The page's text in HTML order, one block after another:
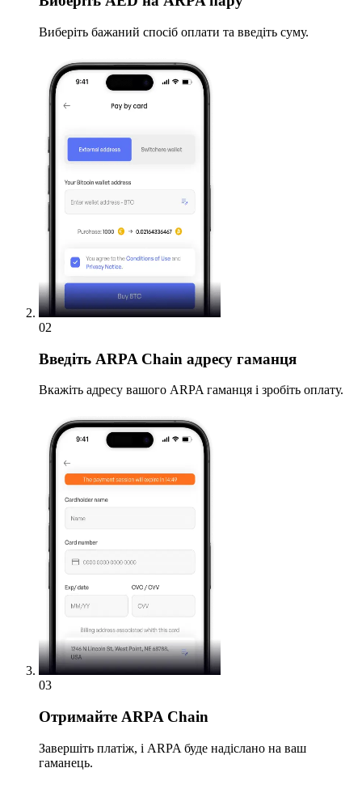
Виберіть бажаний спосіб оплати та введіть суму.
02
Введіть ARPA Chain адресу гаманця
Вкажіть адресу вашого ARPA гаманця і зробіть оплату.
03
Отримайте ARPA Chain
Завершіть платіж, і ARPA буде надіслано на ваш
гаманець.